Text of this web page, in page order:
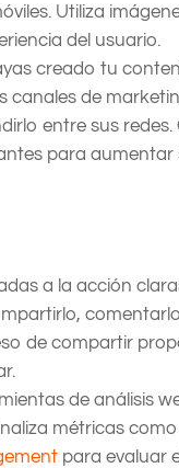
Utiliza
del usuario.
creado tu
de
entre sus redes.
para aumentar
a la acción
de compartir
de análisis
métricas
para evaluar